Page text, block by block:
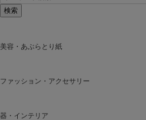
検索
美容・あぶらとり紙
ファッション・アクセサリー
器・インテリア